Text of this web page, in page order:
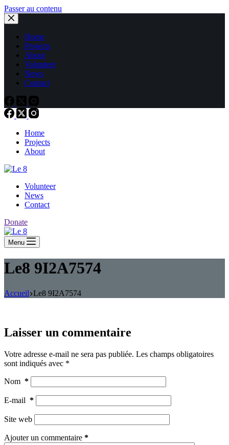
Passer au contenu
Home
Projects
About
Volunteer
News
Contact
Home
Projects
About
Volunteer
News
Contact
Donate
Menu
Le8 9I2A7574
Accueil Le8 9I2A7574
Laisser un commentaire
Votre adresse e-mail ne sera pas publiée. Les champs obligatoires
sont indiqués avec *
Nom *
E-mail *
Site web
Ajouter un commentaire *